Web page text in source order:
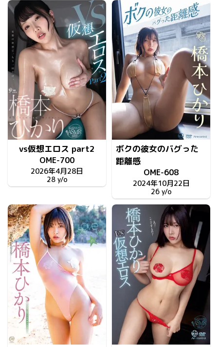
vs仮想エロス part2
OME-700
2026年4月28日
28 y/o
ボクの彼女のバグった
距離感
OME-608
2024年10月22日
26 y/o